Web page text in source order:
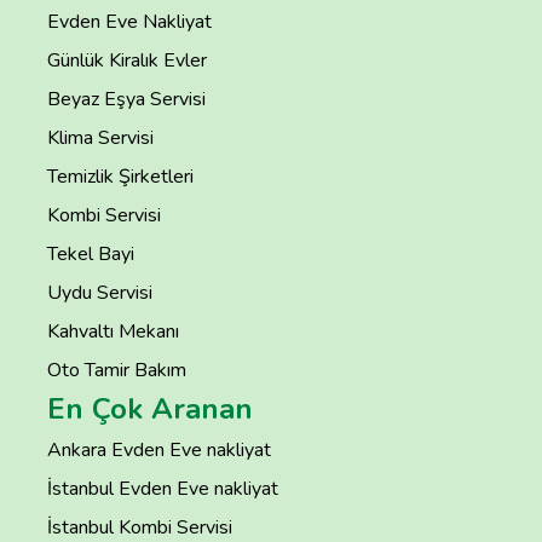
Evden Eve Nakliyat
Günlük Kiralık Evler
Beyaz Eşya Servisi
Klima Servisi
Temizlik Şirketleri
Kombi Servisi
Tekel Bayi
Uydu Servisi
Kahvaltı Mekanı
Oto Tamir Bakım
En Çok Aranan
Ankara Evden Eve nakliyat
İstanbul Evden Eve nakliyat
İstanbul Kombi Servisi